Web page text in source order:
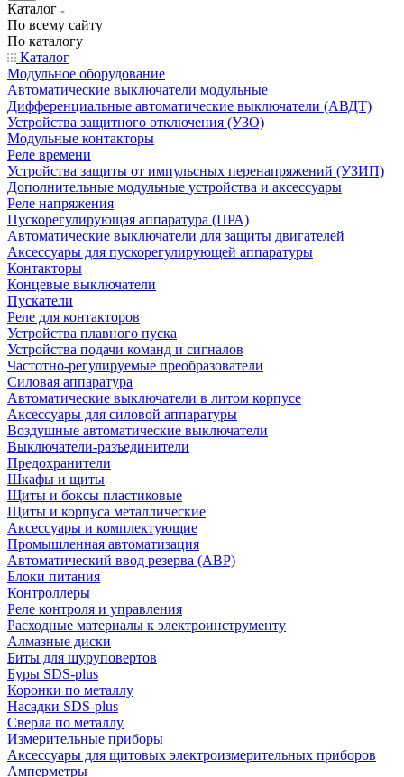
Каталог
По всему сайту
По каталогу
Каталог
Модульное оборудование
Автоматические выключатели модульные
Дифференциальные автоматические выключатели (АВДТ)
Устройства защитного отключения (УЗО)
Модульные контакторы
Реле времени
Устройства защиты от импульсных перенапряжений (УЗИП)
Дополнительные модульные устройства и аксессуары
Реле напряжения
Пускорегулирующая аппаратура (ПРА)
Автоматические выключатели для защиты двигателей
Аксессуары для пускорегулирующей аппаратуры
Контакторы
Концевые выключатели
Пускатели
Реле для контакторов
Устройства плавного пуска
Устройства подачи команд и сигналов
Частотно-регулируемые преобразователи
Силовая аппаратура
Автоматические выключатели в литом корпусе
Аксессуары для силовой аппаратуры
Воздушные автоматические выключатели
Выключатели-разъединители
Предохранители
Шкафы и щиты
Щиты и боксы пластиковые
Щиты и корпуса металлические
Аксессуары и комплектующие
Промышленная автоматизация
Автоматический ввод резерва (АВР)
Блоки питания
Контроллеры
Реле контроля и управления
Расходные материалы к электроинструменту
Алмазные диски
Биты для шуруповертов
Буры SDS-plus
Коронки по металлу
Насадки SDS-plus
Сверла по металлу
Измерительные приборы
Аксессуары для щитовых электроизмерительных приборов
Амперметры